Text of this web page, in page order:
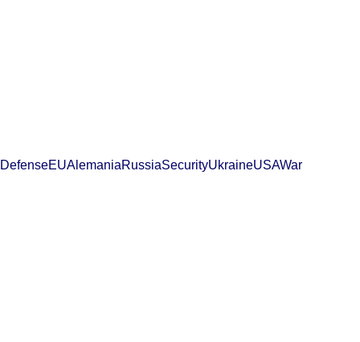
DefenseEUAlemaniaRussiaSecurityUkraineUSAWar